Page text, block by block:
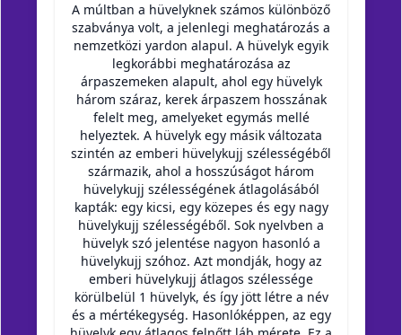
A múltban a hüvelyknek számos különböző
szabványa volt, a jelenlegi meghatározás a
nemzetközi yardon alapul. A hüvelyk egyik
legkorábbi meghatározása az
árpaszemeken alapult, ahol egy hüvelyk
három száraz, kerek árpaszem hosszának
felelt meg, amelyeket egymás mellé
helyeztek. A hüvelyk egy másik változata
szintén az emberi hüvelykujj szélességéből
származik, ahol a hosszúságot három
hüvelykujj szélességének átlagolásából
kapták: egy kicsi, egy közepes és egy nagy
hüvelykujj szélességéből. Sok nyelvben a
hüvelyk szó jelentése nagyon hasonló a
hüvelykujj szóhoz. Azt mondják, hogy az
emberi hüvelykujj átlagos szélessége
körülbelül 1 hüvelyk, és így jött létre a név
és a mértékegység. Hasonlóképpen, az egy